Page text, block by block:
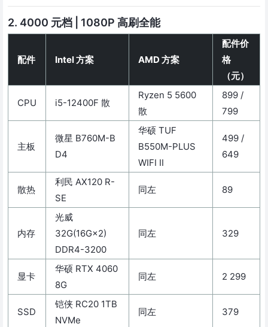
2. 4000 元档 | 1080P 高刷全能
配件 Intel 方案 AMD 方案
配件价
格
（元）
CPU i5-12400F 散
Ryzen 5 5600
散
899 /
799
主板
微星 B760M-B
D4
华硕 TUF
B550M-PLUS
WIFI II
499 /
649
散热
利民 AX120 R-
SE
同左 89
内存
光威
32G(16G×2)
DDR4-3200
同左 329
显卡
华硕 RTX 4060
8G
同左 2 299
SSD
铠侠 RC20 1TB
NVMe
同左 379